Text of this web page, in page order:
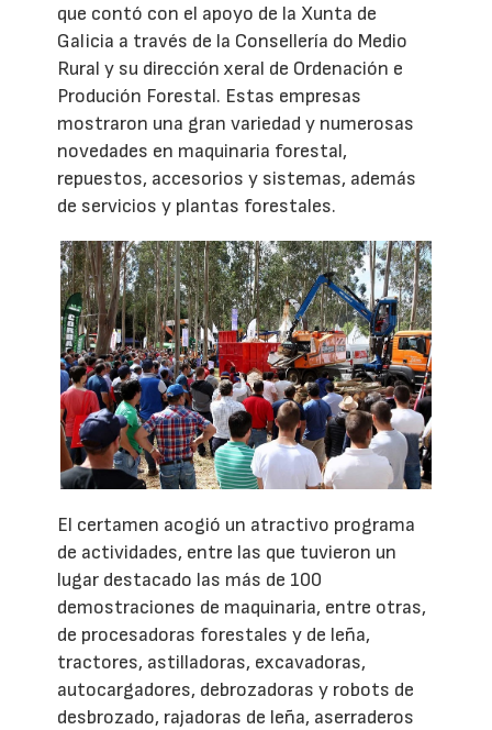
que contó con el apoyo de la Xunta de
Galicia a través de la Consellería do Medio
Rural y su dirección xeral de Ordenación e
Produción Forestal. Estas empresas
mostraron una gran variedad y numerosas
novedades en maquinaria forestal,
repuestos, accesorios y sistemas, además
de servicios y plantas forestales.
El certamen acogió un atractivo programa
de actividades, entre las que tuvieron un
lugar destacado las más de 100
demostraciones de maquinaria, entre otras,
de procesadoras forestales y de leña,
tractores, astilladoras, excavadoras,
autocargadores, debrozadoras y robots de
desbrozado, rajadoras de leña, aserraderos